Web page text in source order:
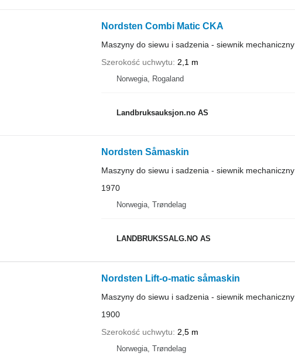
Nordsten Combi Matic CKA
Maszyny do siewu i sadzenia - siewnik mechaniczny
Szerokość uchwytu
2,1 m
Norwegia, Rogaland
Landbruksauksjon.no AS
Nordsten Såmaskin
Maszyny do siewu i sadzenia - siewnik mechaniczny
1970
Norwegia, Trøndelag
LANDBRUKSSALG.NO AS
Nordsten Lift-o-matic såmaskin
Maszyny do siewu i sadzenia - siewnik mechaniczny
1900
Szerokość uchwytu
2,5 m
Norwegia, Trøndelag